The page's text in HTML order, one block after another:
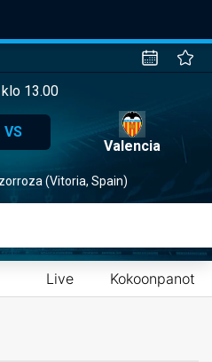
klo 13.00
VS
Valencia
(Vitoria, Spain)
Live Kokoonpanot